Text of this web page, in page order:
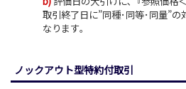
取引終了日に”同種･同等･同量”の
なります｡
ノックアウト型特約付取引